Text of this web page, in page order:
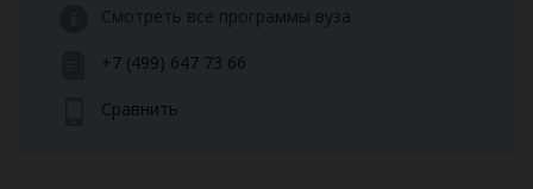
Смотреть все программы вуза
+7 (499) 647 73 66
Сравнить